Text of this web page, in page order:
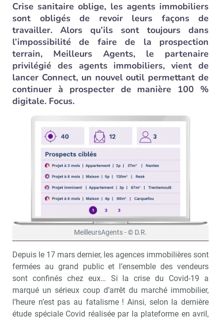
Crise sanitaire oblige, les agents immobiliers
sont obligés de revoir leurs façons de
travailler. Alors qu’ils sont toujours dans
l’impossibilité de faire de la prospection
terrain, Meilleurs Agents, le partenaire
privilégié des agents immobiliers, vient de
lancer Connect, un nouvel outil permettant de
continuer à prospecter de manière 100 %
digitale. Focus.
MeilleursAgents - © D.R.
Depuis le 17 mars dernier, les agences immobilières sont
fermées au grand public et l’ensemble des vendeurs
sont confinés chez eux… Si la crise du Covid-19 a
marqué un sérieux coup d’arrêt du marché immobilier,
l’heure n’est pas au fatalisme ! Ainsi, selon la dernière
étude spéciale Covid réalisée par la plateforme en avril,